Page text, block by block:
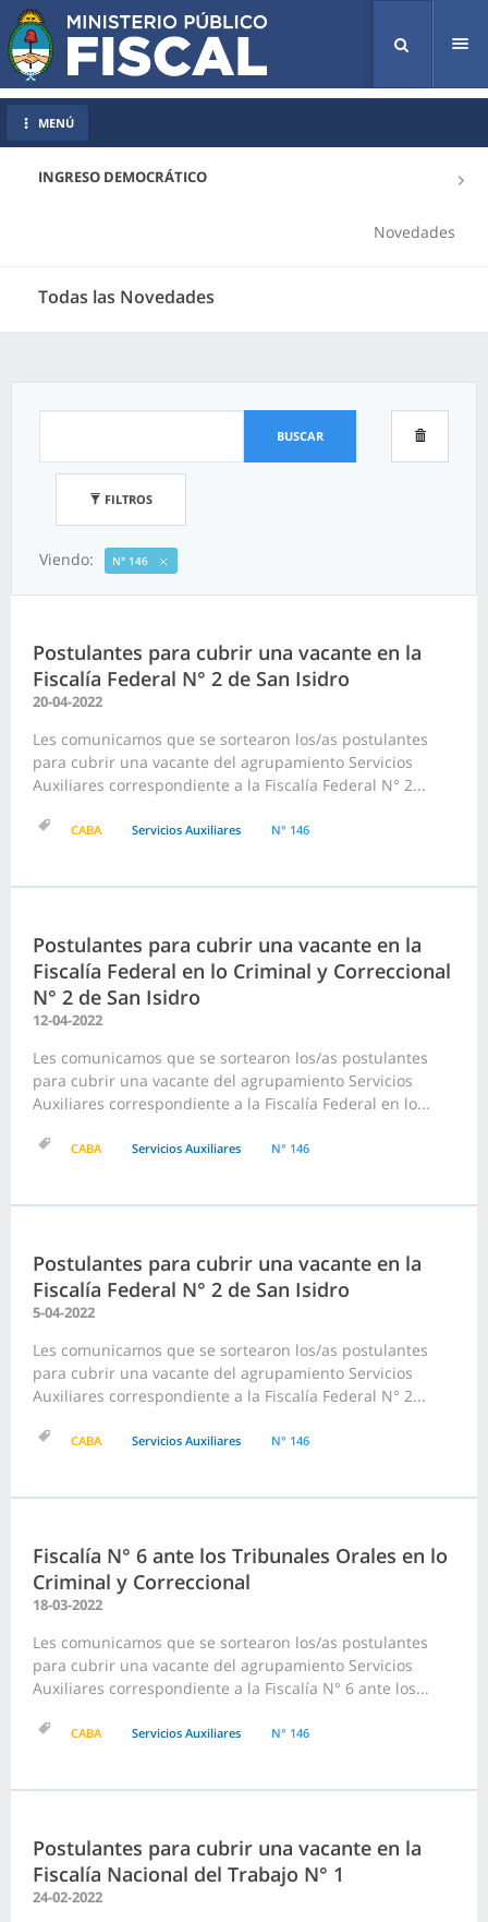
INGRESO DEMOCRÁTICO
Novedades
Todas las Novedades
MENÚ
BUSCAR
FILTROS
Viendo: N° 146
Postulantes para cubrir una vacante en la
Fiscalía Federal N° 2 de San Isidro
20-04-2022
Les comunicamos que se sortearon los/as postulantes
para cubrir una vacante del agrupamiento Servicios
Auxiliares correspondiente a la Fiscalía Federal N° 2...
CABA Servicios Auxiliares N° 146
Postulantes para cubrir una vacante en la
Fiscalía Federal en lo Criminal y Correccional
N° 2 de San Isidro
12-04-2022
Les comunicamos que se sortearon los/as postulantes
para cubrir una vacante del agrupamiento Servicios
Auxiliares correspondiente a la Fiscalía Federal en lo...
CABA Servicios Auxiliares N° 146
Postulantes para cubrir una vacante en la
Fiscalía Federal N° 2 de San Isidro
5-04-2022
Les comunicamos que se sortearon los/as postulantes
para cubrir una vacante del agrupamiento Servicios
Auxiliares correspondiente a la Fiscalía Federal N° 2...
CABA Servicios Auxiliares N° 146
Fiscalía N° 6 ante los Tribunales Orales en lo
Criminal y Correccional
18-03-2022
Les comunicamos que se sortearon los/as postulantes
para cubrir una vacante del agrupamiento Servicios
Auxiliares correspondiente a la Fiscalía N° 6 ante los...
CABA Servicios Auxiliares N° 146
Postulantes para cubrir una vacante en la
Fiscalía Nacional del Trabajo N° 1
24-02-2022